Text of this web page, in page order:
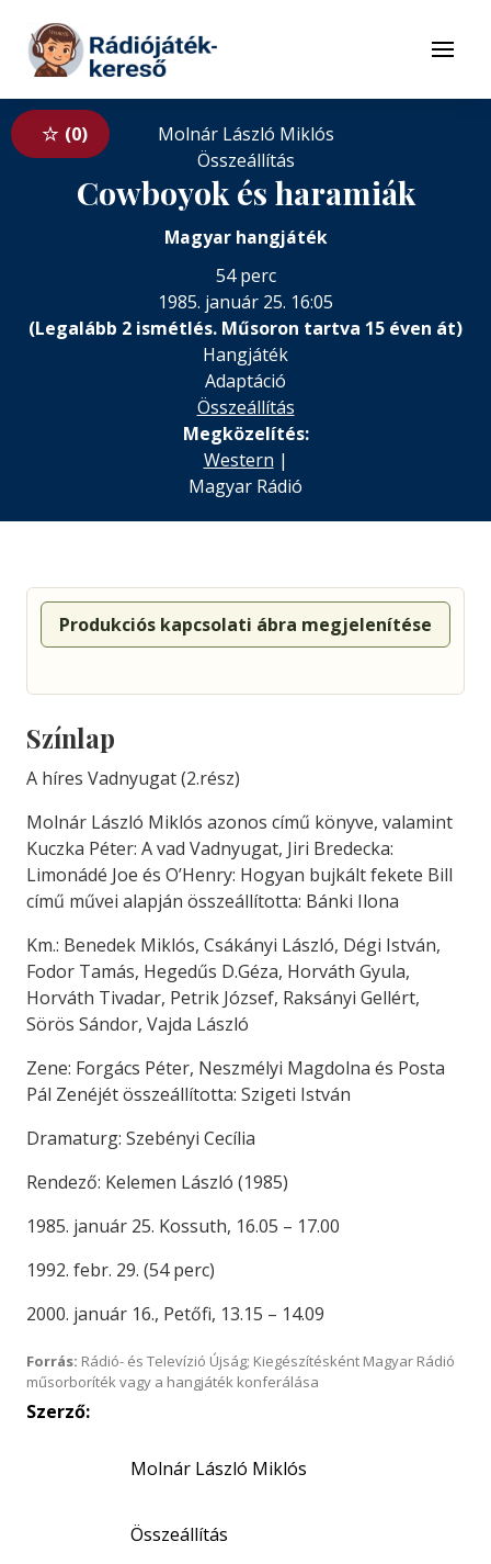
Tovább a tartalomhoz
Menü
0
Molnár László Miklós
Összeállítás
Cowboyok és haramiák
Magyar hangjáték
54 perc
1985. január 25. 16:05
(Legalább 2 ismétlés. Műsoron tartva 15 éven át)
Hangjáték
Adaptáció
Összeállítás
Megközelítés:
Western |
Magyar Rádió
Produkciós kapcsolati ábra megjelenítése
Színlap
A híres Vadnyugat (2.rész)
Molnár László Miklós azonos című könyve, valamint
Kuczka Péter: A vad Vadnyugat, Jiri Bredecka:
Limonádé Joe és O’Henry: Hogyan bujkált fekete Bill
című művei alapján összeállította: Bánki Ilona
Km.: Benedek Miklós, Csákányi László, Dégi István,
Fodor Tamás, Hegedűs D.Géza, Horváth Gyula,
Horváth Tivadar, Petrik József, Raksányi Gellért,
Sörös Sándor, Vajda László
Zene: Forgács Péter, Neszmélyi Magdolna és Posta
Pál Zenéjét összeállította: Szigeti István
Dramaturg: Szebényi Cecília
Rendező: Kelemen László (1985)
1985. január 25. Kossuth, 16.05 – 17.00
1992. febr. 29. (54 perc)
2000. január 16., Petőfi, 13.15 – 14.09
Forrás: Rádió- és Televízió Újság; Kiegészítésként Magyar Rádió
műsorboríték vagy a hangjáték konferálása
Szerző:
Molnár László Miklós
Összeállítás